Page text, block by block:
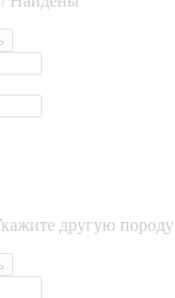
другую породу